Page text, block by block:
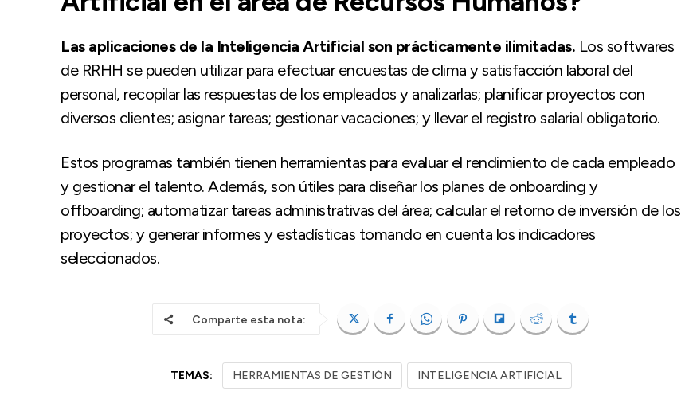
Las aplicaciones de la Inteligencia Artificial son prácticamente ilimitadas. Los softwares
de RRHH se pueden utilizar para efectuar encuestas de clima y satisfacción laboral del
personal, recopilar las respuestas de los empleados y analizarlas; planificar proyectos con
diversos clientes; asignar tareas; gestionar vacaciones; y llevar el registro salarial obligatorio.
Estos programas también tienen herramientas para evaluar el rendimiento de cada empleado
y gestionar el talento. Además, son útiles para diseñar los planes de onboarding y
offboarding; automatizar tareas administrativas del área; calcular el retorno de inversión de los
proyectos; y generar informes y estadísticas tomando en cuenta los indicadores
seleccionados.
Comparte esta nota:
TEMAS: HERRAMIENTAS DE GESTIÓN INTELIGENCIA ARTIFICIAL